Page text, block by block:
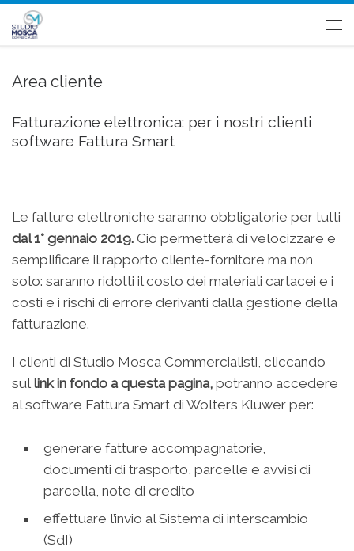
Passa al contenuto
Area cliente
Fatturazione elettronica: per i nostri clienti
software Fattura Smart
Le fatture elettroniche saranno obbligatorie per tutti
dal 1° gennaio 2019. Ciò permetterà di velocizzare e
semplificare il rapporto cliente-fornitore ma non
solo: saranno ridotti il costo dei materiali cartacei e i
costi e i rischi di errore derivanti dalla gestione della
fatturazione.
I clienti di Studio Mosca Commercialisti, cliccando
sul link in fondo a questa pagina, potranno accedere
al software Fattura Smart di Wolters Kluwer per:
generare fatture accompagnatorie,
documenti di trasporto, parcelle e avvisi di
parcella, note di credito
effettuare l’invio al Sistema di interscambio
(SdI)